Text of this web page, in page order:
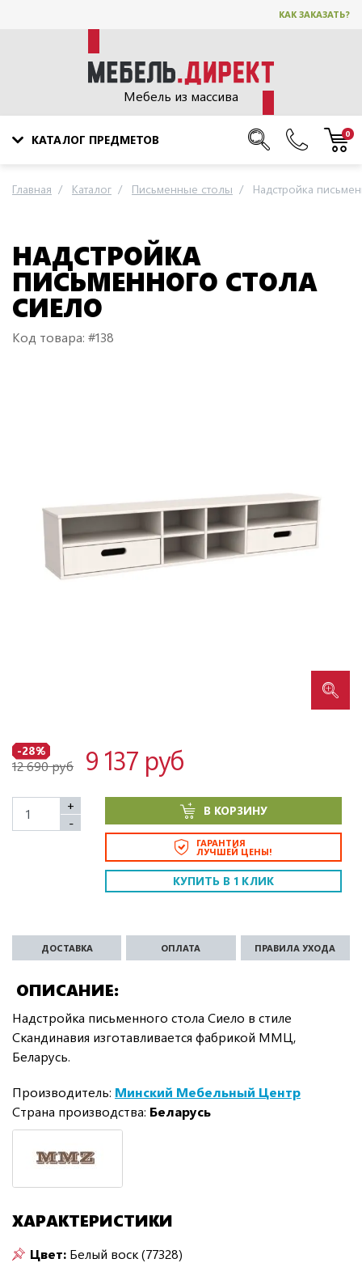
КАК ЗАКАЗАТЬ?
Мебель из массива
КАТАЛОГ ПРЕДМЕТОВ 0
Главная Каталог Письменные столы Надстройка
НАДСТРОЙКА
ПИСЬМЕННОГО СТОЛА
СИЕЛО
Код товара: #138
-28%
12 690 руб 9 137 руб
+
-
В КОРЗИНУ
ГАРАНТИЯ
ЛУЧШЕЙ ЦЕНЫ!
КУПИТЬ В 1 КЛИК
ОПИСАНИЕ
ДОСТАВКА ОПЛАТА ПРАВИЛА УХОДА
Надстройка письменного стола Сиело в стиле
Скандинавия изготавливается фабрикой ММЦ,
Беларусь.
Производитель: Минский Мебельный Центр
Страна производства: Беларусь
ХАРАКТЕРИСТИКИ
Цвет: Белый воск (77328)